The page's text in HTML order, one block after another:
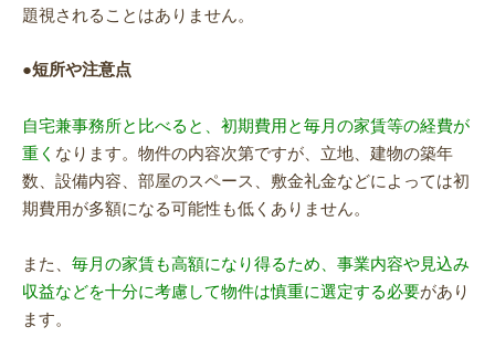
題視されることはありません。
●短所や注意点
自宅兼事務所と比べると、初期費用と毎月の家賃等の経費が
重く なります。物件の内容次第ですが、立地、建物の築年
数、設備内容、部屋のスペース、敷金礼金などによっては初
期費用が多額になる可能性も低くありません。
また、 毎月の家賃も高額になり得るため、事業内容や見込み
収益などを十分に考慮して物件は慎重に選定する必要があり
ます。